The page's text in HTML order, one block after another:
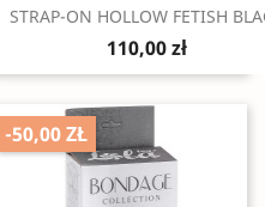
Szybki podgląd
STRAP-ON HOLLOW FETISH
110,00 zł
-50,00 ZŁ